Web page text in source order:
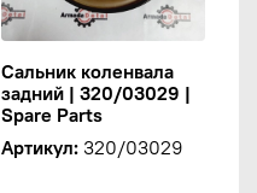
Сальник коленвала
задний | 320/03029 |
Spare Parts
Артикул: 320/03029